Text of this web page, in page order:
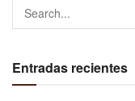
Entradas recientes